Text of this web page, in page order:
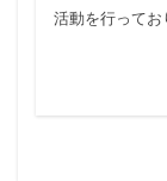
活動を行って